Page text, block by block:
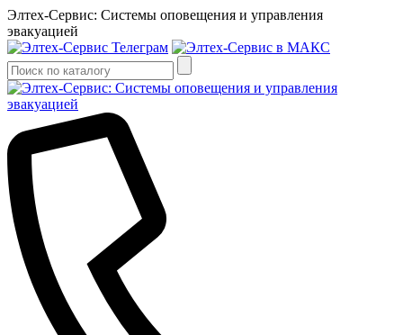
Элтех-Сервис: Системы оповещения и управления
эвакуацией